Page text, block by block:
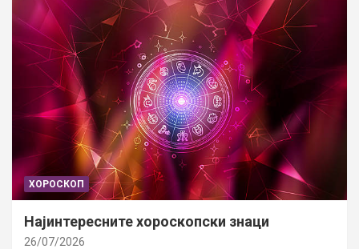
ХОРОСКОП
Најинтересните хороскопски знаци
26/07/2026